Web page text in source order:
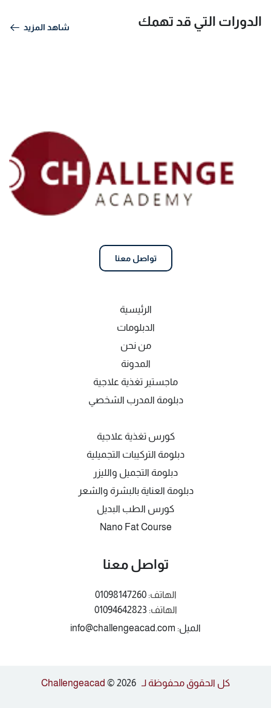
الدورات التي قد تهمك شاهد المزيد
تواصل معنا
الرئيسية
الدبلومات
من نحن
المدونة
ماجستير تغذية علاجية
دبلومة المدرب الشخصي
كورس تغذية علاجية
دبلومة التركيبات التجميلية
دبلومة التجميل والليزر
دبلومة العناية بالبشرة والشعر
كورس الطب البديل
Nano Fat Course
تواصل معنا
الهاتف:01098147260
الهاتف: 01094642823
الميل: info@challengeacad.com
كل الحقوق محفوظة لـ Challengeacad © 2026